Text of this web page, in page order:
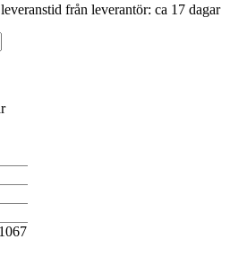
från leverantör: ca 17 dagar